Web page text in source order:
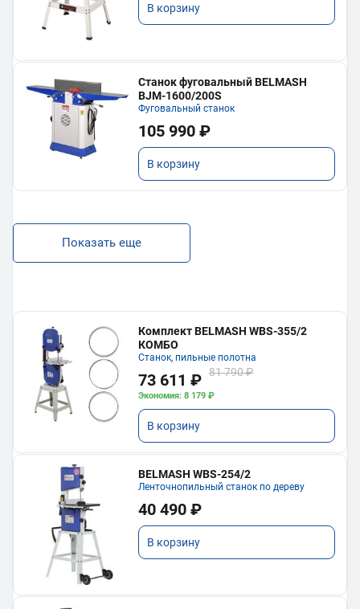
В корзину
Станок фуговальный BELMASH
BJM-1600/200S
Фуговальный станок
105 990 ₽
В корзину
Показать еще
Комплект BELMASH WBS-355/2
КОМБО
Станок, пильные полотна
73 611 ₽ 81 790 ₽
Экономия: 8 179 ₽
В корзину
BELMASH WBS-254/2
Ленточнопильный станок по дереву
40 490 ₽
В корзину